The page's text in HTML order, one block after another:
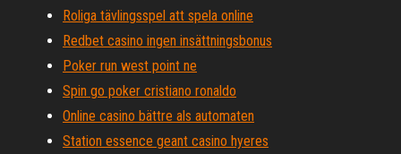
Roliga tävlingsspel att spela online
Redbet casino ingen insättningsbonus
Poker run west point ne
Spin go poker cristiano ronaldo
Online casino bättre als automaten
Station essence geant casino hyeres